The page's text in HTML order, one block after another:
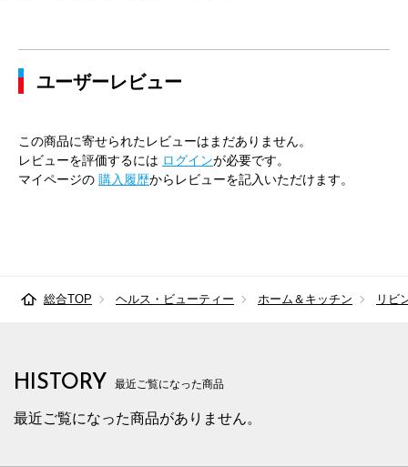
ユーザーレビュー
この商品に寄せられたレビューはまだありません。
レビューを評価するには ログインが必要です。
マイページの 購入履歴からレビューを記入いただけます。
総合TOP ヘルス・ビューティー ホーム＆キッチン リビ
HISTORY 最近ご覧になった商品
最近ご覧になった商品がありません。